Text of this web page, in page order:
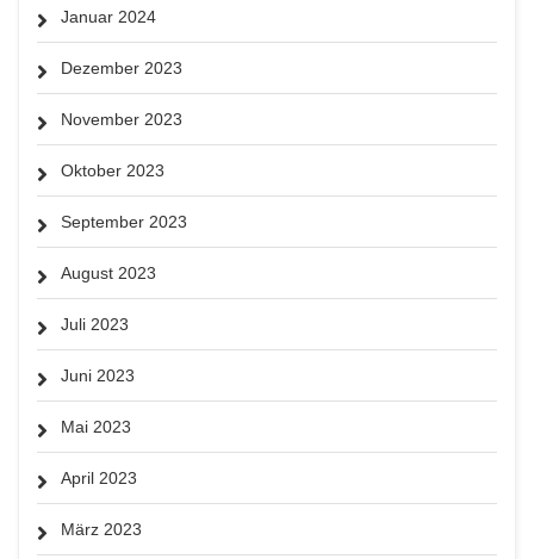
Januar 2024
Dezember 2023
November 2023
Oktober 2023
September 2023
August 2023
Juli 2023
Juni 2023
Mai 2023
April 2023
März 2023